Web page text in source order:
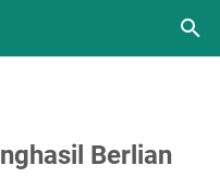
Berlian